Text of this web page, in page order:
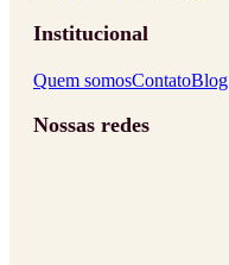
Institucional
Quem somosContatoBlog
Nossas redes